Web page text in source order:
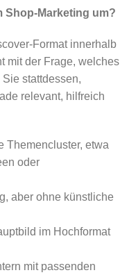
Shop-Marketing um?
Format innerhalb
mit der Frage, welches
stattdessen,
relevant, hilfreich
Themencluster, etwa
oder
aber ohne künstliche
im Hochformat
mit passenden